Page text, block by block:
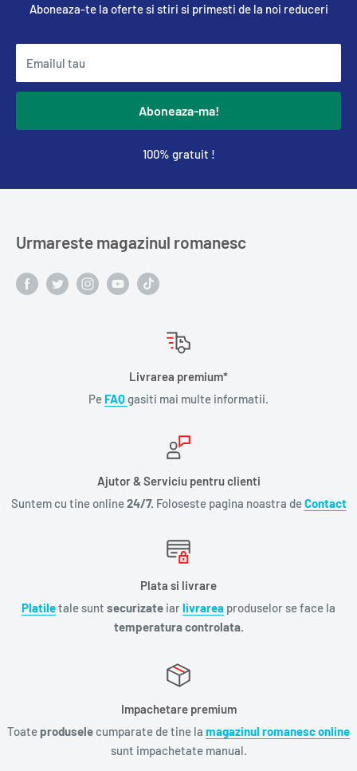
Aboneaza-te la oferte si stiri si primesti de la noi reduceri
Emailul tau
Aboneaza-ma!
100% gratuit !
Urmareste magazinul romanesc
Livrarea premium*
Pe FAQgasiti mai multe informatii.
Ajutor & Serviciu pentru clienti
Suntem cu tine online24/7. Foloseste pagina noastra deContact
Plata si livrare
Platiletale sunt securizate iarlivrarea produselor se face la
temperatura controlata.
Impachetare premium
Toate produsele cumparate de tine la magazinul romanesc online
sunt impachetate manual.